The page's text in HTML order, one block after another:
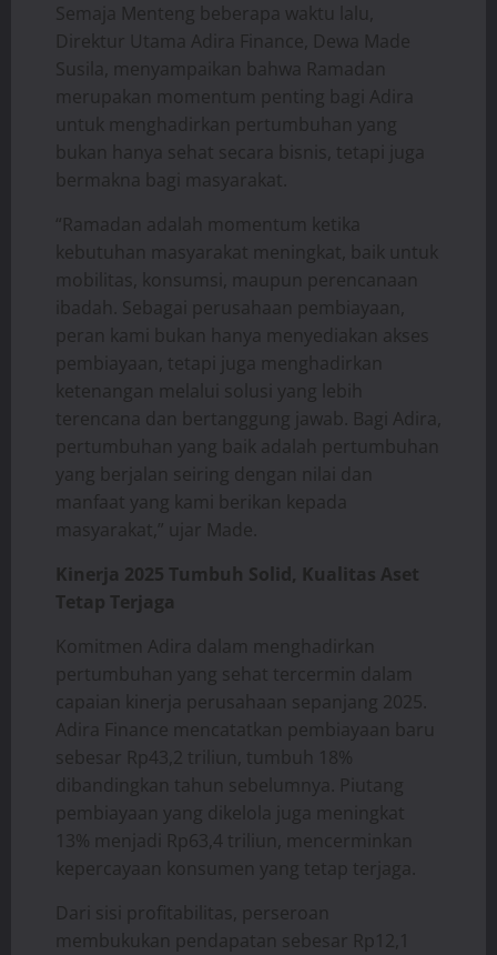
Semaja Menteng beberapa waktu lalu,
Direktur Utama Adira Finance, Dewa Made
Susila, menyampaikan bahwa Ramadan
merupakan momentum penting bagi Adira
untuk menghadirkan pertumbuhan yang
bukan hanya sehat secara bisnis, tetapi juga
bermakna bagi masyarakat.
“Ramadan adalah momentum ketika
kebutuhan masyarakat meningkat, baik untuk
mobilitas, konsumsi, maupun perencanaan
ibadah. Sebagai perusahaan pembiayaan,
peran kami bukan hanya menyediakan akses
pembiayaan, tetapi juga menghadirkan
ketenangan melalui solusi yang lebih
terencana dan bertanggung jawab. Bagi Adira,
pertumbuhan yang baik adalah pertumbuhan
yang berjalan seiring dengan nilai dan
manfaat yang kami berikan kepada
masyarakat,” ujar Made.
Kinerja 2025 Tumbuh Solid, Kualitas Aset
Tetap Terjaga
Komitmen Adira dalam menghadirkan
pertumbuhan yang sehat tercermin dalam
capaian kinerja perusahaan sepanjang 2025.
Adira Finance mencatatkan pembiayaan baru
sebesar Rp43,2 triliun, tumbuh 18%
dibandingkan tahun sebelumnya. Piutang
pembiayaan yang dikelola juga meningkat
13% menjadi Rp63,4 triliun, mencerminkan
kepercayaan konsumen yang tetap terjaga.
Dari sisi profitabilitas, perseroan
membukukan pendapatan sebesar Rp12,1